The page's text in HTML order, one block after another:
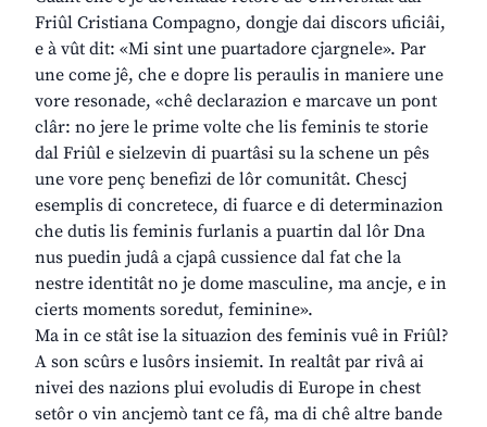
Friûl Cristiana Compagno, dongje dai discors uficiâi,
e à vût dit: «Mi sint une puartadore cjargnele». Par
une come jê, che e dopre lis peraulis in maniere une
vore resonade, «chê declarazion e marcave un pont
clâr: no jere le prime volte che lis feminis te storie
dal Friûl e sielzevin di puartâsi su la schene un pês
une vore penç benefizi de lôr comunitât. Chescj
esemplis di concretece, di fuarce e di determinazion
che dutis lis feminis furlanis a puartin dal lôr Dna
nus puedin judâ a cjapâ cussience dal fat che la
nestre identitât no je dome masculine, ma ancje, e in
cierts moments soredut, feminine».
Ma in ce stât ise la situazion des feminis vuê in Friûl?
A son scûrs e lusôrs insiemit. In realtât par rivâ ai
nivei des nazions plui evoludis di Europe in chest
setôr o vin ancjemò tant ce fâ, ma di chê altre bande